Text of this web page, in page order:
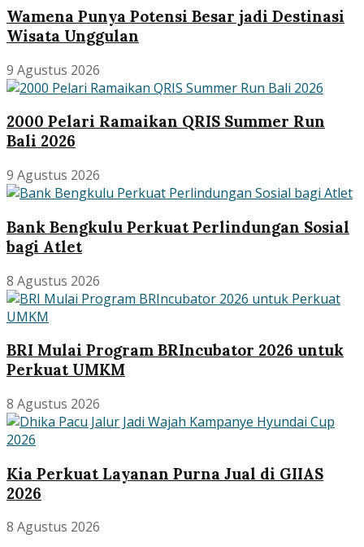
Wamena Punya Potensi Besar jadi Destinasi
Wisata Unggulan
9 Agustus 2026
2000 Pelari Ramaikan QRIS Summer Run
Bali 2026
9 Agustus 2026
Bank Bengkulu Perkuat Perlindungan Sosial
bagi Atlet
8 Agustus 2026
BRI Mulai Program BRIncubator 2026 untuk
Perkuat UMKM
8 Agustus 2026
Kia Perkuat Layanan Purna Jual di GIIAS
2026
8 Agustus 2026